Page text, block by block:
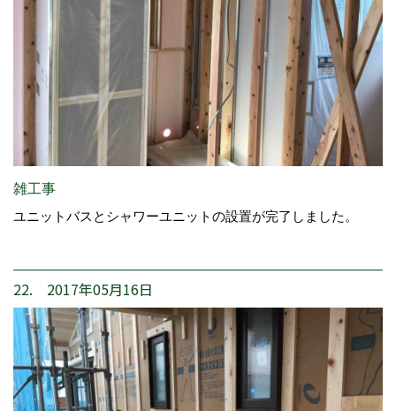
雑工事
ユニットバスとシャワーユニットの設置が完了しました。
22. 2017年05月16日